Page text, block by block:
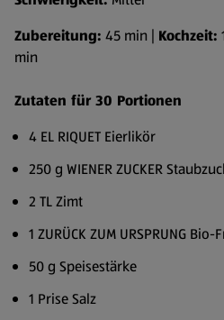
Zubereitung: 45 min | Kochzeit:
min
Zutaten für 30 Portionen
4 EL RIQUET Eierlikör
250 g WIENER ZUCKER
2 TL Zimt
1 ZURÜCK ZUM URSPRUNG
50 g Speisestärke
1 Prise Salz